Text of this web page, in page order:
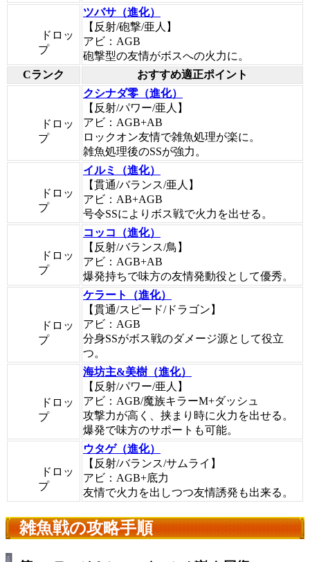
ドロッ
プ
ツバサ（進化）
【反射/砲撃/亜人】
アビ：AGB
砲撃型の友情がボスへの火力に。
Cランク
おすすめ適正ポイント
ドロッ
プ
クシナダ零（進化）
【反射/パワー/亜人】
アビ：AGB+AB
ロックオン友情で雑魚処理が楽に。
雑魚処理後のSSが強力。
ドロッ
プ
イルミ（進化）
【貫通/バランス/亜人】
アビ：AB+AGB
号令SSによりボス戦で火力を出せる。
ドロッ
プ
コッコ（進化）
【反射/バランス/鳥】
アビ：AGB+AB
爆発持ちで味方の友情発動役として優秀。
ドロッ
プ
ケラート（進化）
【貫通/スピード/ドラゴン】
アビ：AGB
分身SSがボス戦のダメージ源として役立
つ。
ドロッ
プ
海坊主&美樹（進化）
【反射/パワー/亜人】
アビ：AGB/魔族キラーM+ダッシュ
攻撃力が高く、挟まり時に火力を出せる。
爆発で味方のサポートも可能。
ドロッ
プ
ウタゲ（進化）
【反射/バランス/サムライ】
アビ：AGB+底力
友情で火力を出しつつ友情誘発も出来る。
雑魚戦の攻略手順